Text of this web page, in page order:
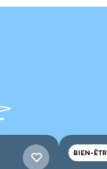
BIEN-